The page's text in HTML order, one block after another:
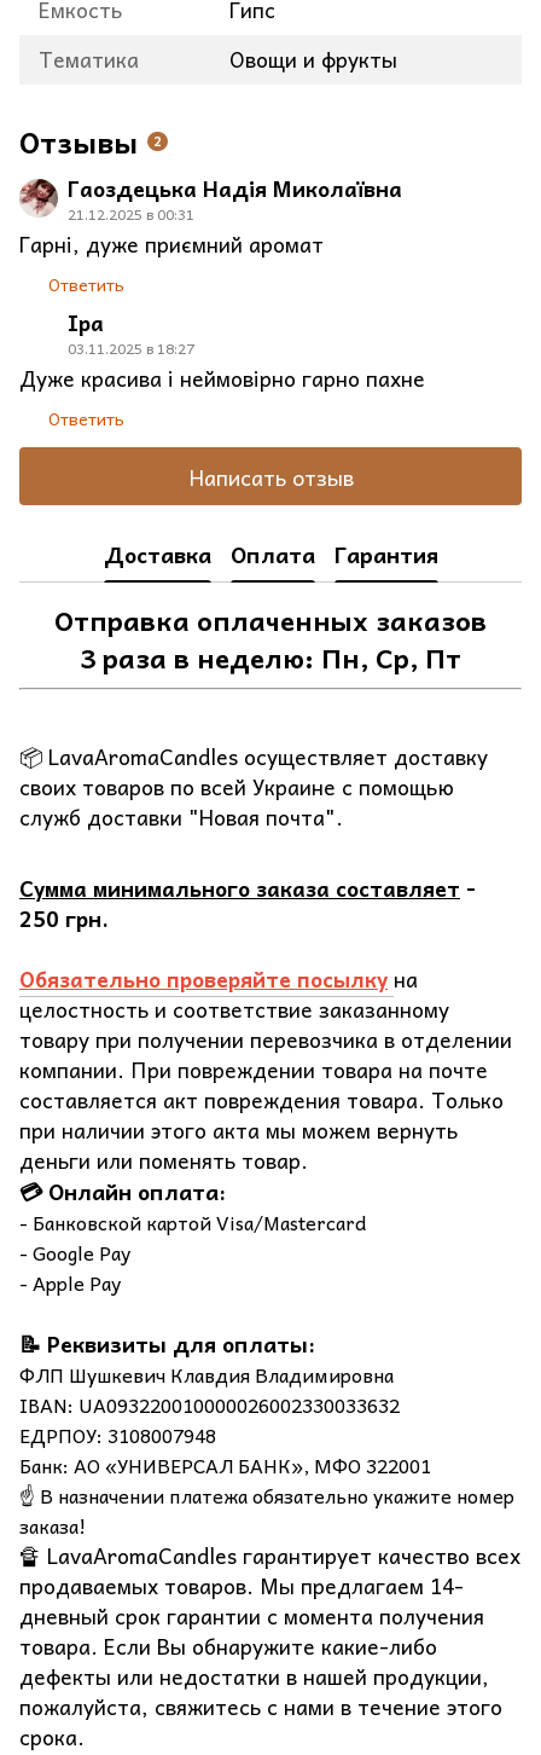
Емкость
Гипс
Тематика
Овощи и фрукты
Отзывы 2
Гаоздецька Надія Миколаївна
21.12.2025 в 00:31
Гарні, дуже приємний аромат
Ответить
Іра
03.11.2025 в 18:27
Дуже красива і неймовірно гарно пахне
Ответить
Написать отзыв
Доставка Оплата Гарантия
Отправка оплаченных заказов
3 раза в неделю: Пн, Ср, Пт
📦 LavaAromaCandles осуществляет доставку
своих товаров по всей Украине с помощью
служб доставки "Новая почта".
Сумма минимального заказа составляет -
250 грн.
Обязательно проверяйте посылку на
целостность и соответствие заказанному
товару при получении перевозчика в отделении
компании. При повреждении товара на почте
составляется акт повреждения товара. Только
при наличии этого акта мы можем вернуть
деньги или поменять товар.
💳 Онлайн оплата:
- Банковской картой Visa/Mastercard
- Google Pay
- Apple Pay
📝 Реквизиты для оплаты:
ФЛП Шушкевич Клавдия Владимировна
IBAN: UA093220010000026002330033632
ЕДРПОУ: 3108007948
Банк: АО «УНИВЕРСАЛ БАНК», МФО 322001
☝️ В назначении платежа обязательно укажите номер
заказа!
🔏 LavaAromaCandles гарантирует качество всех
продаваемых товаров. Мы предлагаем 14-
дневный срок гарантии с момента получения
товара. Если Вы обнаружите какие-либо
дефекты или недостатки в нашей продукции,
пожалуйста, свяжитесь с нами в течение этого
срока.